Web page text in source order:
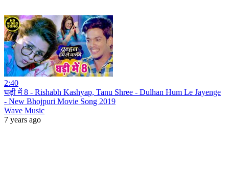
2:40
घड़ी में 8 - Rishabh Kashyap, Tanu Shree - Dulhan Hum Le Jayenge
- New Bhojpuri Movie Song 2019
Wave Music
7 years ago